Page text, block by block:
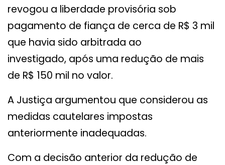
revogou a liberdade provisória sob
pagamento de fiança de cerca de R$ 3 mil
que havia sido arbitrada ao
investigado, após uma redução de mais
de R$ 150 mil no valor.
A Justiça argumentou que considerou as
medidas cautelares impostas
anteriormente inadequadas.
Com a decisão anterior da redução de